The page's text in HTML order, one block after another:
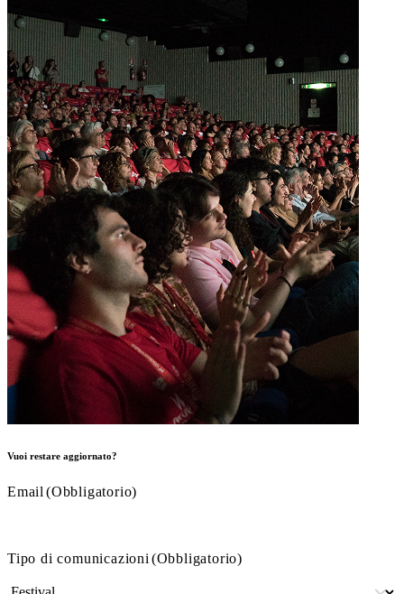
Vuoi restare aggiornato?
Email (Obbligatorio)
Tipo di comunicazioni (Obbligatorio)